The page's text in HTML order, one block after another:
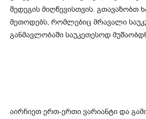
შედეგის მიღწევისთვის. გთავაზობთ
მეთოდებს, რომლებიც მრავალი
განმავლობაში საუკეთესოდ
აირჩიეთ ერთ-ერთი ვარიანტი და